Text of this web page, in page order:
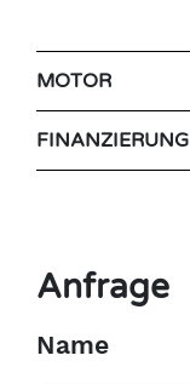
MOTOR
FINANZIERUNG
Anfrage
Name